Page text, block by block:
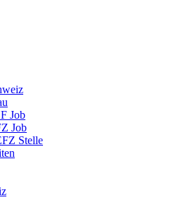
Job
Job
Stelle